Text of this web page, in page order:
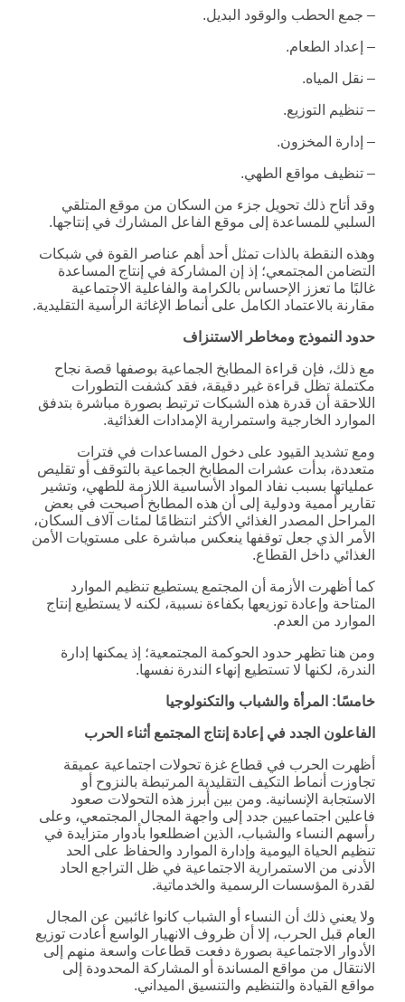
– جمع الحطب والوقود البديل.
– إعداد الطعام.
– نقل المياه.
– تنظيم التوزيع.
– إدارة المخزون.
– تنظيف مواقع الطهي.
وقد أتاح ذلك تحويل جزء من السكان من موقع المتلقي
السلبي للمساعدة إلى موقع الفاعل المشارك في إنتاجها.
وهذه النقطة بالذات تمثل أحد أهم عناصر القوة في شبكات
التضامن المجتمعي؛ إذ إن المشاركة في إنتاج المساعدة
غالبًا ما تعزز الإحساس بالكرامة والفاعلية الاجتماعية
مقارنة بالاعتماد الكامل على أنماط الإغاثة الرأسية التقليدية.
حدود النموذج ومخاطر الاستنزاف
مع ذلك، فإن قراءة المطابخ الجماعية بوصفها قصة نجاح
مكتملة تظل قراءة غير دقيقة، فقد كشفت التطورات
اللاحقة أن قدرة هذه الشبكات ترتبط بصورة مباشرة بتدفق
الموارد الخارجية واستمرارية الإمدادات الغذائية.
ومع تشديد القيود على دخول المساعدات في فترات
متعددة، بدأت عشرات المطابخ الجماعية بالتوقف أو تقليص
عملياتها بسبب نفاد المواد الأساسية اللازمة للطهي، وتشير
تقارير أممية ودولية إلى أن هذه المطابخ أصبحت في بعض
المراحل المصدر الغذائي الأكثر انتظامًا لمئات آلاف السكان،
الأمر الذي جعل توقفها ينعكس مباشرة على مستويات الأمن
الغذائي داخل القطاع.
كما أظهرت الأزمة أن المجتمع يستطيع تنظيم الموارد
المتاحة وإعادة توزيعها بكفاءة نسبية، لكنه لا يستطيع إنتاج
الموارد من العدم.
ومن هنا تظهر حدود الحوكمة المجتمعية؛ إذ يمكنها إدارة
الندرة، لكنها لا تستطيع إنهاء الندرة نفسها.
خامسًا: المرأة والشباب والتكنولوجيا
الفاعلون الجدد في إعادة إنتاج المجتمع أثناء الحرب
أظهرت الحرب في قطاع غزة تحولات اجتماعية عميقة
تجاوزت أنماط التكيف التقليدية المرتبطة بالنزوح أو
الاستجابة الإنسانية. ومن بين أبرز هذه التحولات صعود
فاعلين اجتماعيين جدد إلى واجهة المجال المجتمعي، وعلى
رأسهم النساء والشباب، الذين اضطلعوا بأدوار متزايدة في
تنظيم الحياة اليومية وإدارة الموارد والحفاظ على الحد
الأدنى من الاستمرارية الاجتماعية في ظل التراجع الحاد
لقدرة المؤسسات الرسمية والخدماتية.
ولا يعني ذلك أن النساء أو الشباب كانوا غائبين عن المجال
العام قبل الحرب، إلا أن ظروف الانهيار الواسع أعادت توزيع
الأدوار الاجتماعية بصورة دفعت قطاعات واسعة منهم إلى
الانتقال من مواقع المساندة أو المشاركة المحدودة إلى
مواقع القيادة والتنظيم والتنسيق الميداني.